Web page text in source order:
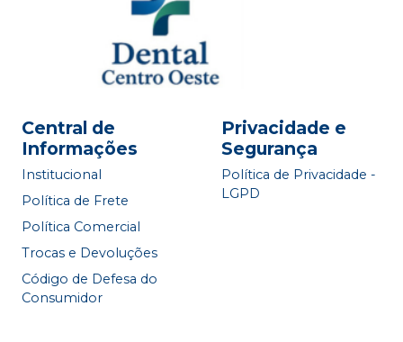
Central de
Informações
Institucional
Política de Frete
Política Comercial
Trocas e Devoluções
Código de Defesa do
Consumidor
Privacidade e
Segurança
Política de Privacidade -
LGPD